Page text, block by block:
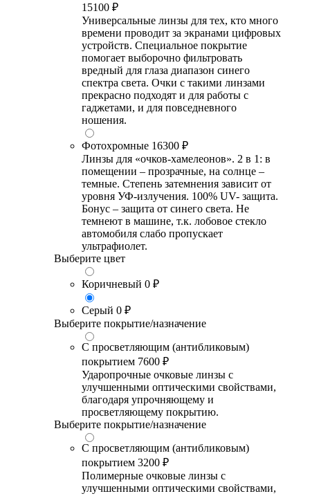
15100 ₽
Универсальные линзы для тех, кто много
времени проводит за экранами цифровых
устройств. Специальное покрытие
помогает выборочно фильтровать
вредный для глаза диапазон синего
спектра света. Очки с такими линзами
прекрасно подходят и для работы с
гаджетами, и для повседневного
ношения.
Фотохромные 16300 ₽
Линзы для «очков-хамелеонов». 2 в 1: в
помещении – прозрачные, на солнце –
темные. Степень затемнения зависит от
уровня УФ-излучения. 100% UV- защита.
Бонус – защита от синего света. Не
темнеют в машине, т.к. лобовое стекло
автомобиля слабо пропускает
ультрафиолет.
Выберите цвет
Коричневый 0 ₽
Серый 0 ₽
Выберите покрытие/назначение
С просветляющим (антибликовым)
покрытием 7600 ₽
Ударопрочные очковые линзы с
улучшенными оптическими свойствами,
благодаря упрочняющему и
просветляющему покрытию.
Выберите покрытие/назначение
С просветляющим (антибликовым)
покрытием 3200 ₽
Полимерные очковые линзы с
улучшенными оптическими свойствами,